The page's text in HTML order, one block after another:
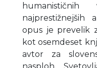
najprestižnejših
opus je prevelik
kot osemdeset
avtor za
nasploh.